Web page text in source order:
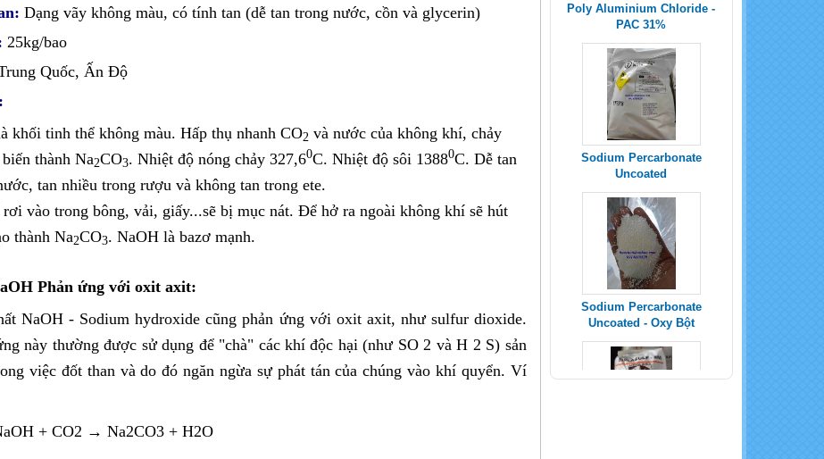
Dạng vãy không màu, có tính tan (dễ tan trong nước, cồn và glycerin)
25kg/bao
Quốc, Ấn Độ
khối tinh thể không màu. Hấp thụ nhanh CO2 và nước của không khí, chảy
thành Na2CO3. Nhiệt độ nóng chảy 327,60C. Nhiệt độ sôi 13880C. Dễ tan
tan nhiều trong rượu và không tan trong ete.
vào trong bông, vải, giấy...sẽ bị mục nát. Để hở ra ngoài không khí sẽ hút
thành Na2CO3. NaOH là bazơ mạnh.
Phản ứng với oxit axit:
NaOH - Sodium hydroxide cũng phản ứng với oxit axit, như sulfur dioxide.
này thường được sử dụng để "chà" các khí độc hại (như SO 2 và H 2 S) sản
việc đốt than và do đó ngăn ngừa sự phát tán của chúng vào khí quyển. Ví
+ CO2 → Na2CO3 + H2O
Sodium Percarbonate
Uncoated
Sodium Percarbonate
Uncoated - Oxy Bột
SODIUM METABISULFITE _
Na2S2O5